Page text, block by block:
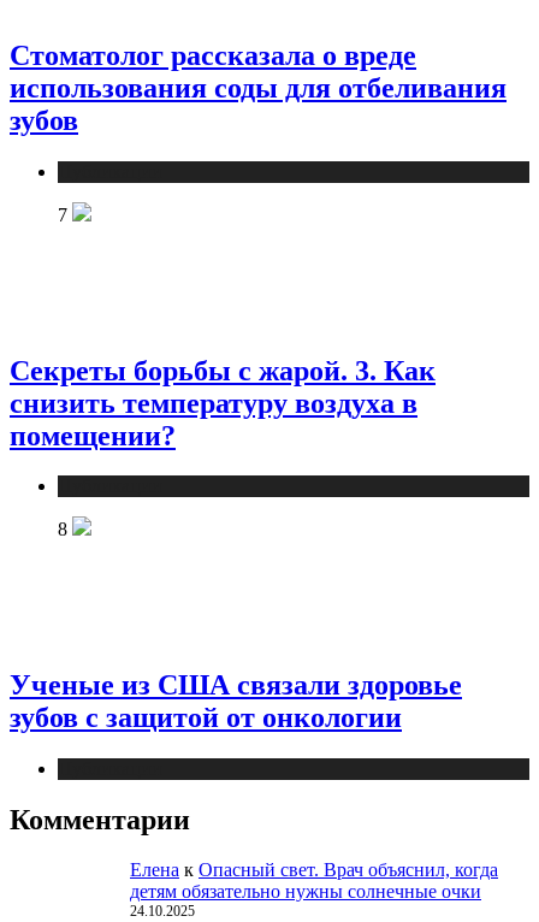
Стоматолог рассказала о вреде
использования соды для отбеливания
зубов
7
Секреты борьбы с жарой. 3. Как
снизить температуру воздуха в
помещении?
8
Ученые из США связали здоровье
зубов с защитой от онкологии
Комментарии
Елена к Опасный свет. Врач объяснил, когда
детям обязательно нужны солнечные очки
24.10.2025